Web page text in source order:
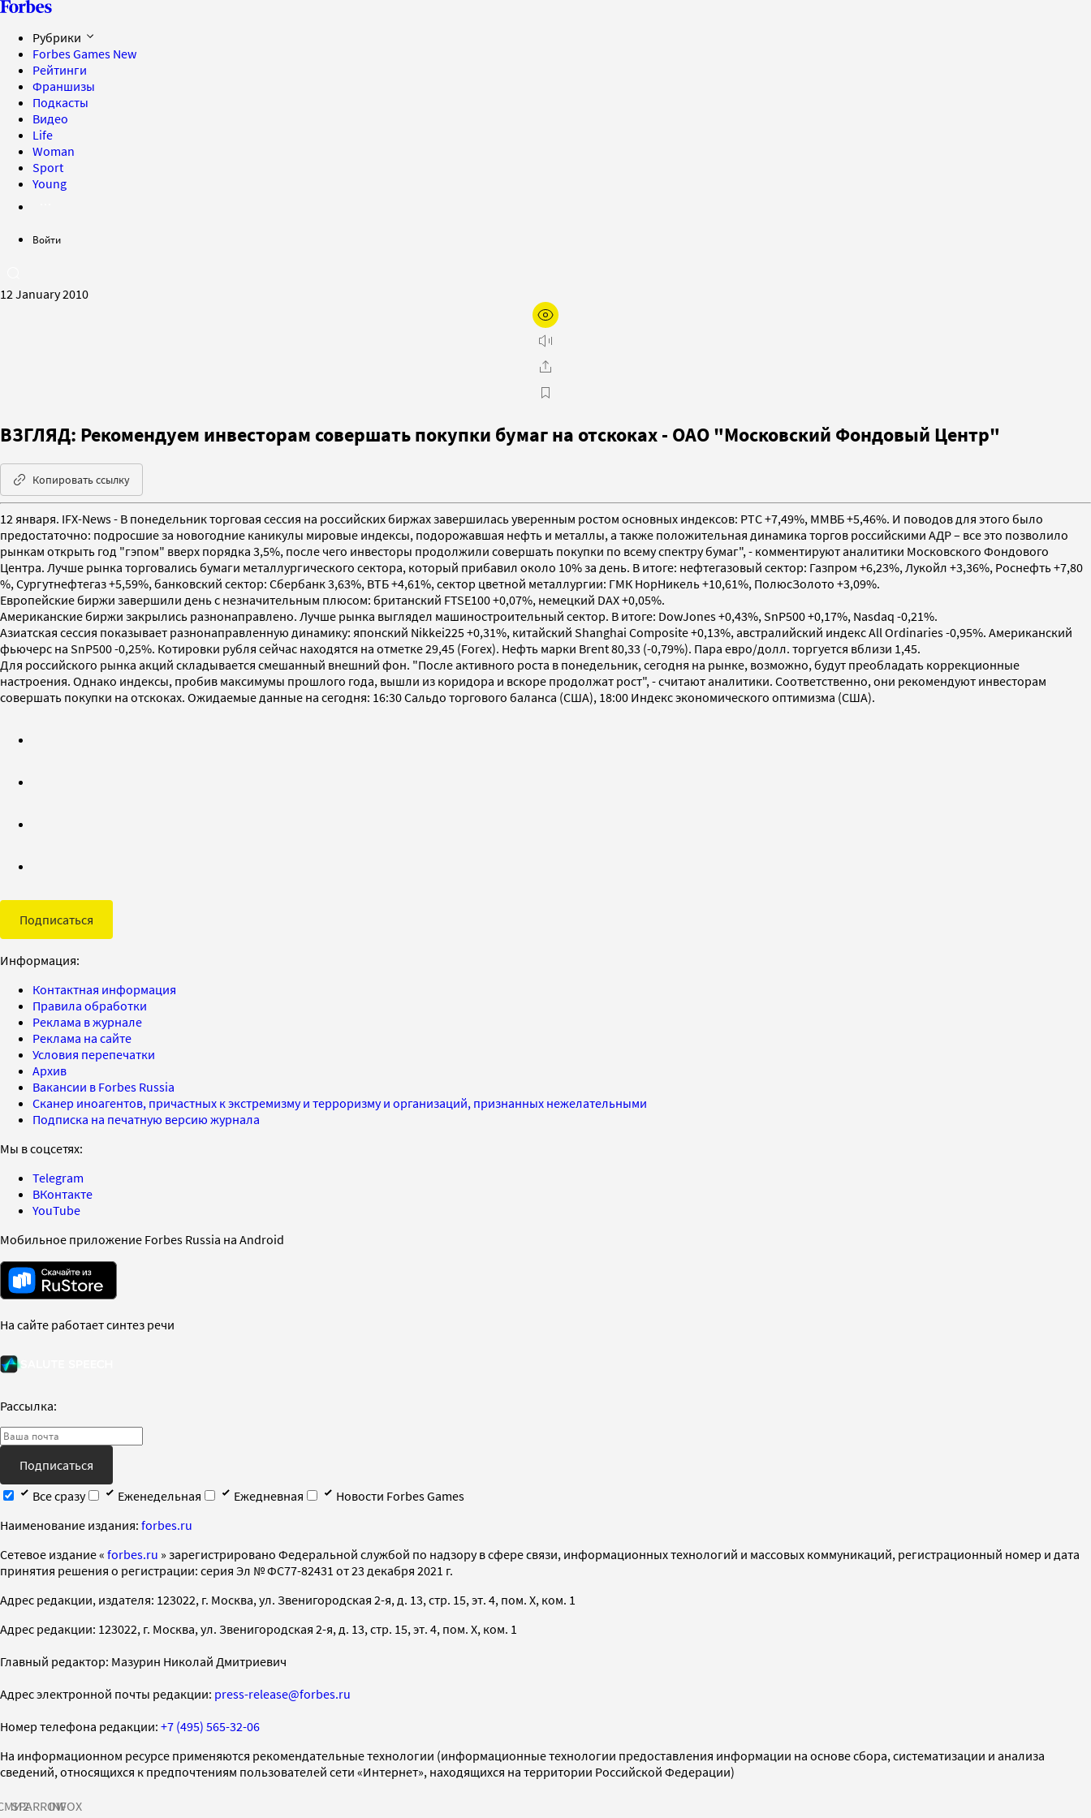
Рубрики
Forbes Games New
Рейтинги
Франшизы
Подкасты
Видео
Life
Woman
Sport
Young
Войти
12 January 2010
ВЗГЛЯД: Рекомендуем инвесторам совершать покупки бумаг на отскоках - ОАО "Московский Фондовый Центр"
Копировать ссылку
12 января. IFX-News - В понедельник торговая сессия на российских биржах завершилась уверенным ростом основных индексов: РТС +7,49%, ММВБ +5,46%. И поводов для этого было
предостаточно: подросшие за новогодние каникулы мировые индексы, подорожавшая нефть и металлы, а также положительная динамика торгов российскими АДР – все это позволило
рынкам открыть год "гэпом" вверх порядка 3,5%, после чего инвесторы продолжили совершать покупки по всему спектру бумаг", - комментируют аналитики Московского Фондового
Центра. Лучше рынка торговались бумаги металлургического сектора, который прибавил около 10% за день. В итоге: нефтегазовый сектор: Газпром +6,23%, Лукойл +3,36%, Роснефть +7,80
%, Сургутнефтегаз +5,59%, банковский сектор: Сбербанк 3,63%, ВТБ +4,61%, сектор цветной металлургии: ГМК НорНикель +10,61%, ПолюсЗолото +3,09%.
Европейские биржи завершили день с незначительным плюсом: британский FTSE100 +0,07%, немецкий DAX +0,05%.
Американские биржи закрылись разнонаправлено. Лучше рынка выглядел машиностроительный сектор. В итоге: DowJones +0,43%, SnP500 +0,17%, Nasdaq -0,21%.
Азиатская сессия показывает разнонаправленную динамику: японский Nikkei225 +0,31%, китайский Shanghai Composite +0,13%, австралийский индекс All Ordinaries -0,95%. Американский
фьючерс на SnP500 -0,25%. Котировки рубля сейчас находятся на отметке 29,45 (Forex). Нефть марки Brent 80,33 (-0,79%). Пара евро/долл. торгуется вблизи 1,45.
Для российского рынка акций складывается смешанный внешний фон. "После активного роста в понедельник, сегодня на рынке, возможно, будут преобладать коррекционные
настроения. Однако индексы, пробив максимумы прошлого года, вышли из коридора и вскоре продолжат рост", - считают аналитики. Соответственно, они рекомендуют инвесторам
совершать покупки на отскоках. Ожидаемые данные на сегодня: 16:30 Сальдо торгового баланса (США), 18:00 Индекс экономического оптимизма (США).
Подписаться
Информация:
Контактная информация
Правила обработки
Реклама в журнале
Реклама на сайте
Условия перепечатки
Архив
Вакансии в Forbes Russia
Сканер иноагентов, причастных к экстремизму и терроризму и организаций, признанных нежелательными
Подписка на печатную версию журнала
Мы в соцсетях:
Telegram
ВКонтакте
YouTube
Мобильное приложение Forbes Russia на Android
На сайте работает синтез речи
Рассылка:
Подписаться
Все сразу
Еженедельная Ежедневная
Новости Forbes Games
Наименование издания: forbes.ru
Cетевое издание « forbes.ru » зарегистрировано Федеральной службой по надзору в сфере связи, информационных технологий и массовых коммуникаций, регистрационный номер и дата
принятия решения о регистрации: серия Эл № ФС77-82431 от 23 декабря 2021 г.
Адрес редакции, издателя: 123022, г. Москва, ул. Звенигородская 2-я, д. 13, стр. 15, эт. 4, пом. X, ком. 1
Адрес редакции: 123022, г. Москва, ул. Звенигородская 2-я, д. 13, стр. 15, эт. 4, пом. X, ком. 1
Главный редактор: Мазурин Николай Дмитриевич
Адрес электронной почты редакции: press-release@forbes.ru
Номер телефона редакции: +7 (495) 565-32-06
На информационном ресурсе применяются рекомендательные технологии (информационные технологии предоставления информации на основе сбора, систематизации и анализа
сведений, относящихся к предпочтениям пользователей сети «Интернет», находящихся на территории Российской Федерации)
SPARROWINFOX